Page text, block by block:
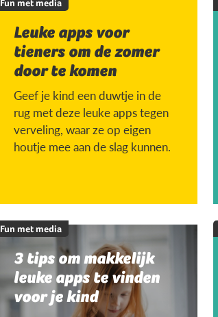
Fun met media
Leuke apps voor
tieners om de zomer
door te komen
Geef je kind een duwtje in de
rug met deze leuke apps tegen
verveling, waar ze op eigen
houtje mee aan de slag kunnen.
Fun met media
3 tips om makkelijk
leuke apps te vinden
voor je kind